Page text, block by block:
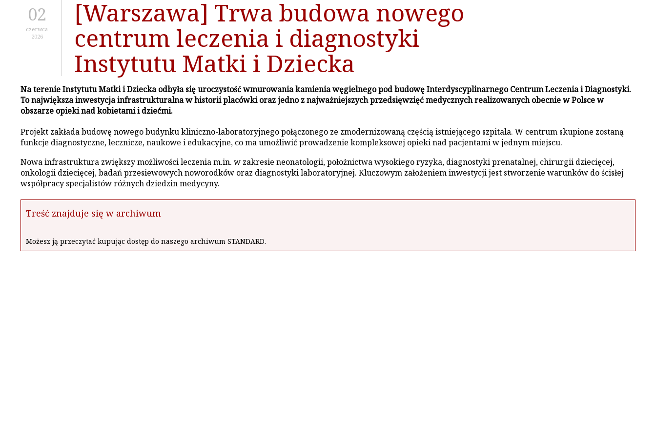
[Warszawa] Trwa budowa nowego
centrum leczenia i diagnostyki
Instytutu Matki i Dziecka
02
czerwca
2026
Na terenie Instytutu Matki i Dziecka odbyła się uroczystość wmurowania kamienia węgielnego pod budowę Interdyscyplinarnego Centrum Leczenia i Diagnostyki.
To największa inwestycja infrastrukturalna w historii placówki oraz jedno z najważniejszych przedsięwzięć medycznych realizowanych obecnie w Polsce w
obszarze opieki nad kobietami i dziećmi.
Projekt zakłada budowę nowego budynku kliniczno-laboratoryjnego połączonego ze zmodernizowaną częścią istniejącego szpitala. W centrum skupione zostaną
funkcje diagnostyczne, lecznicze, naukowe i edukacyjne, co ma umożliwić prowadzenie kompleksowej opieki nad pacjentami w jednym miejscu.
Nowa infrastruktura zwiększy możliwości leczenia m.in. w zakresie neonatologii, położnictwa wysokiego ryzyka, diagnostyki prenatalnej, chirurgii dziecięcej,
onkologii dziecięcej, badań przesiewowych noworodków oraz diagnostyki laboratoryjnej. Kluczowym założeniem inwestycji jest stworzenie warunków do ścisłej
współpracy specjalistów różnych dziedzin medycyny.
Treść znajduje się w archiwum
Możesz ją przeczytać kupując dostęp do naszego archiwum STANDARD.